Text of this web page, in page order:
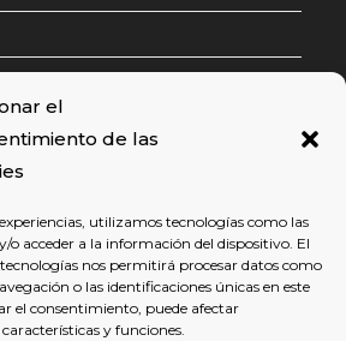
el
de las
utilizamos tecnologías como las
o acceder a la información del dispositivo. El
nos permitirá procesar datos como
o las identificaciones únicas en este
el consentimiento, puede afectar
y funciones.
necesario aceptar nuestra política